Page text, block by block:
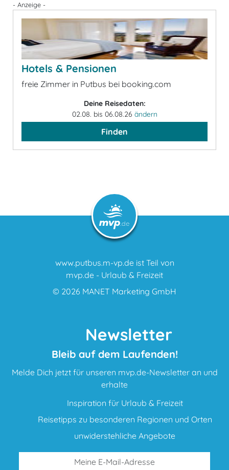
- Anzeige -
Hotels & Pensionen
freie Zimmer in Putbus bei booking.com
Deine Reisedaten:
02.08. bis 06.08.26 ändern
Finden
www.putbus.m-vp.de ist Teil von
mvp.de - Urlaub & Freizeit
© 2026 MANET Marketing GmbH
Newsletter
Bleib auf dem Laufenden!
Melde Dich jetzt für unseren mvp.de-Newsletter an und
erhalte
Inspiration für Urlaub & Freizeit
Reisetipps zu besonderen Regionen und Orten
unwiderstehliche Angebote